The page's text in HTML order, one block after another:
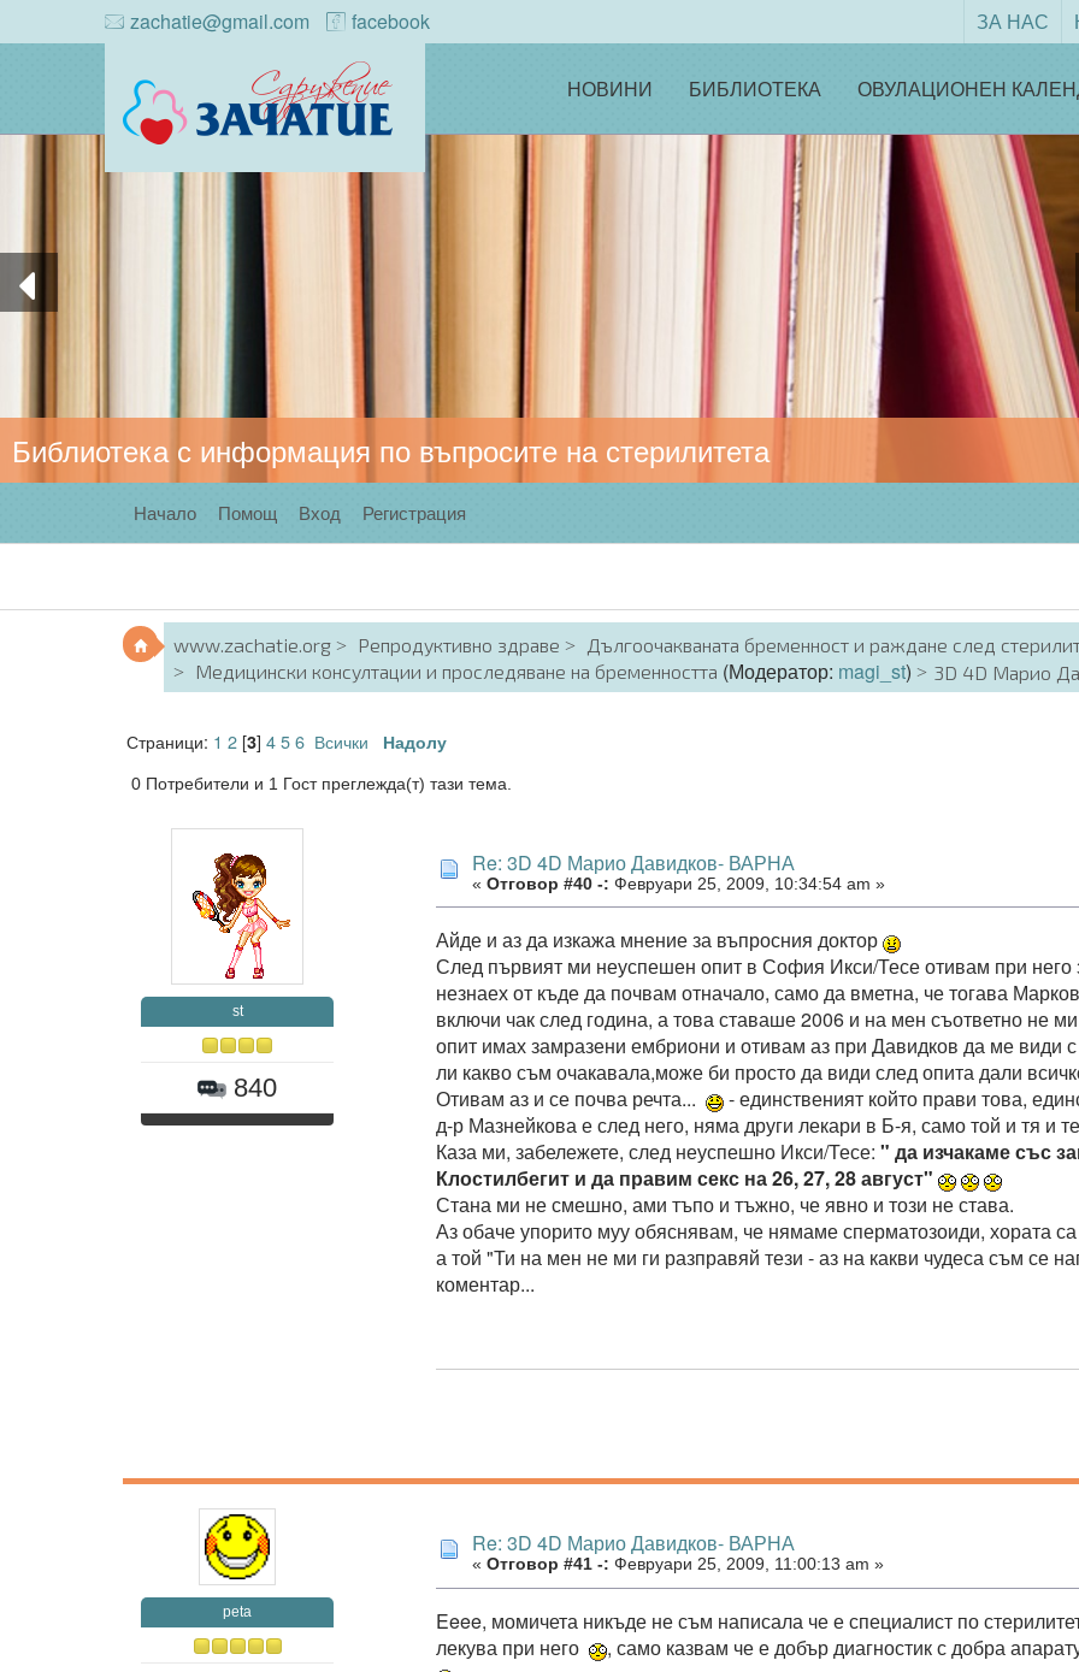
zachatie@gmail.com facebook ЗА НАС
НОВИНИ БИБЛИОТЕКА ОВУЛАЦИОНЕН
Библиотека с информация по въпросите на стерилитета
Начало Помощ Вход Регистрация
www.zachatie.org Репродуктивно здраве
Дългоочакваната бременност и раждане след
Медицински консултации и проследяване на бременността (Модератор: magi_st) 3D 4D Марио
Страници: 1 2[3] 456 Всички Надолу
0 Потребители и 1 Гост преглежда(т) тази тема.
st
840
Re: 3D 4D Марио Давидков- ВАРНА
« Отговор #40 -: Февруари 25, 2009, 10:34:54 am »
Айде и аз да изкажа мнение за въпросния доктор
След първият ми неуспешен опит в София Икси/Тесе отивам при него
незнаех от къде да почвам отначало, само да вметна, че тогава
включи чак след година, а това ставаше 2006 и на мен съответно не
опит имах замразени ембриони и отивам аз при Давидков да ме види
ли какво съм очакавала,може би просто да види след опита дали
Отивам аз и се почва речта...
- единственият който прави това,
д-р Мазнейкова е след него, няма други лекари в Б-я, само той и тя и
Каза ми, забележете, след неуспешно Икси/Тесе: " да изчакаме със
Клостилбегит и да правим секс на 26, 27, 28 август"
Стана ми не смешно, ами тъпо и тъжно, че явно и този не става.
Аз обаче упорито муу обяснявам, че нямаме сперматозоиди, хората
а той "Ти на мен не ми ги разправяй тези - аз на какви чудеса съм се
коментар...
peta
Re: 3D 4D Марио Давидков- ВАРНА
« Отговор #41 -: Февруари 25, 2009, 11:00:13 am »
Eeee, момичета никъде не съм написала че е специалист по
лекува при него
, само казвам че е добър диагностик с добра